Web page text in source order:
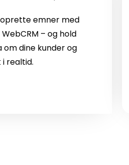
emner med
– og hold
dine kunder og
realtid.